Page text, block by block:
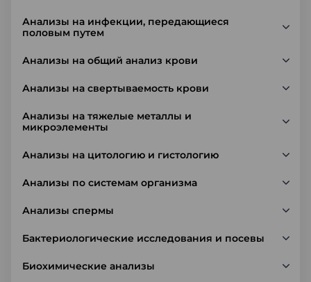
Анализы на инфекции, передающиеся
половым путем
Анализы на общий анализ крови
Анализы на свертываемость крови
Анализы на тяжелые металлы и
микроэлементы
Анализы на цитологию и гистологию
Анализы по системам организма
Анализы спермы
Бактериологические исследования и посевы
Биохимические анализы